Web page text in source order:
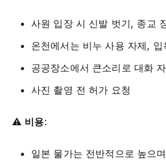
사원 입장 시 신발 벗기, 종교
온천에서는 비누 사용 자제,
공공장소에서 큰소리로 대화
사진 촬영 전 허가 요청
⚠️ 비용:
일본 물가는 전반적으로 높으